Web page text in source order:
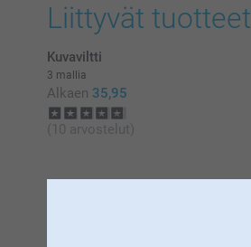
Liittyvät tuotteet
Kuvaviltti
3 mallia
Alkaen 35,95
(10 arvostelut)